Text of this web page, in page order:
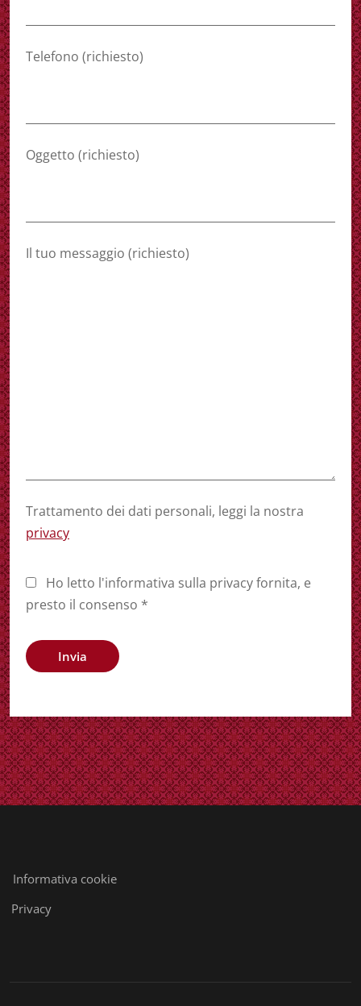
Telefono (richiesto)
Oggetto (richiesto)
Il tuo messaggio (richiesto)
Trattamento dei dati personali, leggi la nostra
privacy
Ho letto l'informativa sulla privacy fornita, e
presto il consenso *
Informativa cookie
Privacy